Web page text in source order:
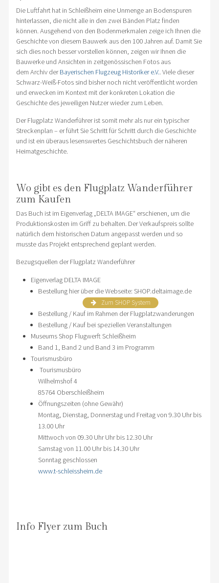
Die Luftfahrt hat in Schleißheim eine Unmenge an Bodenspuren
hinterlassen, die nicht alle in den zwei Bänden Platz finden
können. Ausgehend von den Bodenmerkmalen zeige ich Ihnen die
Geschichte von diesem Bauwerk aus den 100 Jahren auf. Damit Sie
sich dies noch besser vorstellen können, zeigen wir Ihnen die
Bauwerke und Ansichten in zeitgenössischen Fotos aus
dem Archiv derBayerischen Flugzeug Historiker e.V.. Viele dieser
Schwarz-Weiß-Fotos sind bisher noch nicht veröffentlicht worden
und erwecken im Kontext mit der konkreten Lokation die
Geschichte des jeweiligen Nutzer wieder zum Leben.
Der Flugplatz Wanderführer ist somit mehr als nur ein typischer
Streckenplan – er führt Sie Schritt für Schritt durch die Geschichte
und ist ein überaus lesenswertes Geschichtsbuch der näheren
Heimatgeschichte.
Wo gibt es den Flugplatz Wanderführer
zum Kaufen
Das Buch ist im Eigenverlag „DELTA IMAGE“ erschienen, um die
Produktionskosten im Griff zu behalten. Der Verkaufspreis sollte
natürlich dem historischen Datum angepasst werden und so
musste das Projekt entsprechend geplant werden.
Bezugsquellen der Flugplatz Wanderführer
Eigenverlag DELTA IMAGE
Bestellung hier über die Webseite: SHOP.deltaimage.de
Zum SHOP System
Bestellung / Kauf im Rahmen der Flugplatzwanderungen
Bestellung / Kauf bei speziellen Veranstaltungen
Museums Shop Flugwerft Schleißheim
Band 1, Band 2 und Band 3 im Programm
Tourismusbüro
Tourismusbüro
Wilhelmshof 4
85764 Oberschleißheim
Öffnungszeiten (ohne Gewähr)
Montag, Dienstag, Donnerstag und Freitag von 9.30 Uhr bis
13.00 Uhr
Mittwoch von 09.30 Uhr Uhr bis 12.30 Uhr
Samstag von 11.00 Uhr bis 14.30 Uhr
Sonntag geschlossen
www.t-schleissheim.de
Info Flyer zum Buch